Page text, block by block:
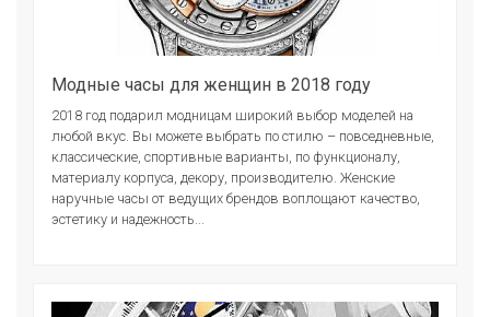
Модные часы для женщин в 2018 году
2018 год подарил модницам широкий выбор моделей на
любой вкус. Вы можете выбрать по стилю – повседневные,
классические, спортивные варианты, по функционалу,
материалу корпуса, декору, производителю. Женские
наручные часы от ведущих брендов воплощают качество,
эстетику и надежность...